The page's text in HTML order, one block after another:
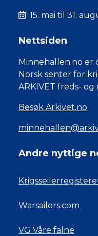
15. mai til 31.
Nettsiden
Minnehallen.no
Norsk senter for
ARKIVET freds-
Besøk Arkivet.no
Andre nyttige
Warsailors.com
VG Våre falne